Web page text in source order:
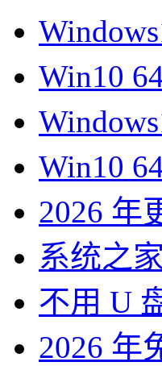
Win10
Win10
2026 年
系统之
不用 U
2026 年